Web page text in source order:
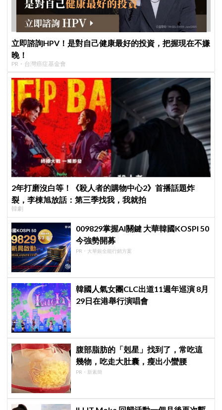
立即諮詢HPV！是對自己健康最好的投資，把握現在不嫌
晚！
PR・台灣癌症基金會
2年打磨沒白等！《殺人者的購物中心2》首播話題炸
裂，李棟旭放話：第三季找我，我就拍
韓劇
009829掌握AI關鍵 大華韓國KOSPI 50
今強勢開募
PR・大華銀全能行銷方案
韓國人氣女團CLC出道11週年巡演 8月
29日在港舉行演唱會
腹部脂肪的「剋星」找到了，常吃這
幾物，吃走大肚囊，瘦出小蠻腰
PR・新素簡